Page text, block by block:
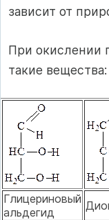
зависит от
При окислении
такие вещества:
Глицериновый
альдегид